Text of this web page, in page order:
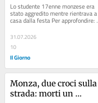
arrestati due giovani
Lo studente 17enne monzese era
stato aggredito mentre rientrava a
casa dalla festa Per approfondire:
Articolo: Lo studente accoltellato al...
31.07.2026
10
Il Giorno
Monza, due croci sulla
strada: morti un